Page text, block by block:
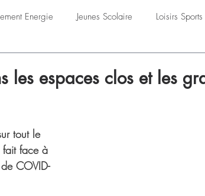
Energie Jeunes Scolaire Loisirs Sports
les espaces clos et les
tout le
fait face à
COVID-